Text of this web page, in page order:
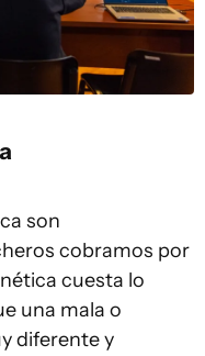
son
cobramos por
cuesta lo
una mala o
diferente y